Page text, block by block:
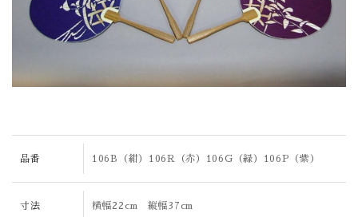
品番 106B（紺）106R（赤）106G（緑）106P（紫）
寸法 横幅22cm 縦幅37cm